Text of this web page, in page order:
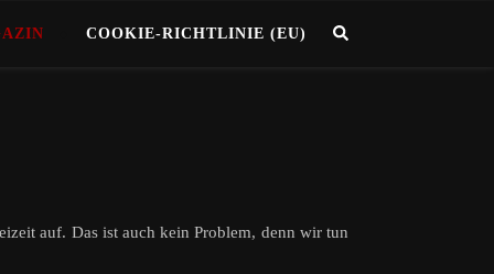
COOKIE-RICHTLINIE (EU)
auf. Das ist auch kein Problem, denn wir tun